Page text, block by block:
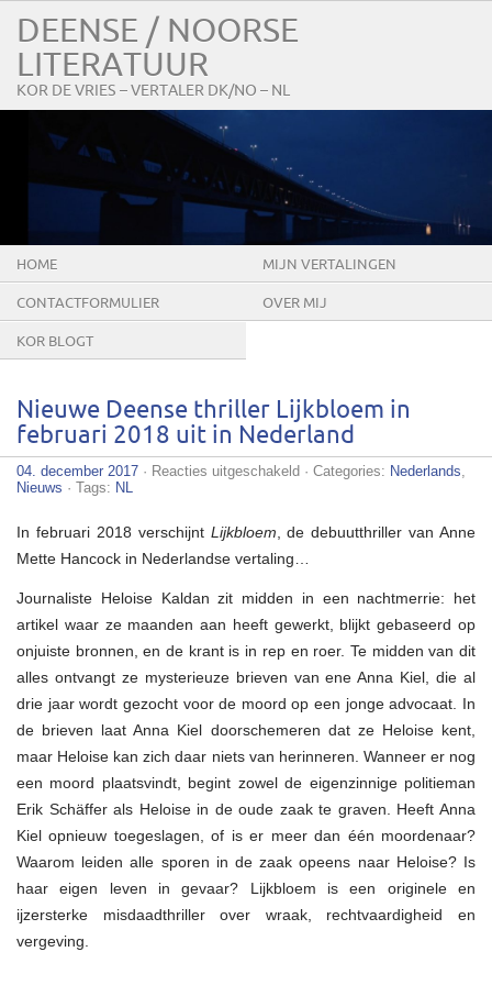
DEENSE / NOORSE
LITERATUUR
KOR DE VRIES – VERTALER DK/NO – NL
HOME MIJN VERTALINGEN
CONTACTFORMULIER OVER MIJ
KOR BLOGT
Nieuwe Deense thriller Lijkbloem in
februari 2018 uit in Nederland
04. december 2017 · Reacties uitgeschakeldvoor
Lijkbloem
februari
uit
Nederland
· Categories: Nederlands
Nieuws · Tags: NL
In februari 2018 verschijnt Lijkbloem , de debuutthriller van Anne
Mette Hancock in Nederlandse vertaling…
Journaliste Heloise Kaldan zit midden in een nachtmerrie: het
artikel waar ze maanden aan heeft gewerkt, blijkt gebaseerd op
onjuiste bronnen, en de krant is in rep en roer. Te midden van dit
alles ontvangt ze mysterieuze brieven van ene Anna Kiel, die al
drie jaar wordt gezocht voor de moord op een jonge advocaat. In
de brieven laat Anna Kiel doorschemeren dat ze Heloise kent,
maar Heloise kan zich daar niets van herinneren. Wanneer er nog
een moord plaatsvindt, begint zowel de eigenzinnige politieman
Erik Schäffer als Heloise in de oude zaak te graven. Heeft Anna
Kiel opnieuw toegeslagen, of is er meer dan één moordenaar?
Waarom leiden alle sporen in de zaak opeens naar Heloise? Is
haar eigen leven in gevaar? Lijkbloem is een originele en
ijzersterke misdaadthriller over wraak, rechtvaardigheid en
vergeving.